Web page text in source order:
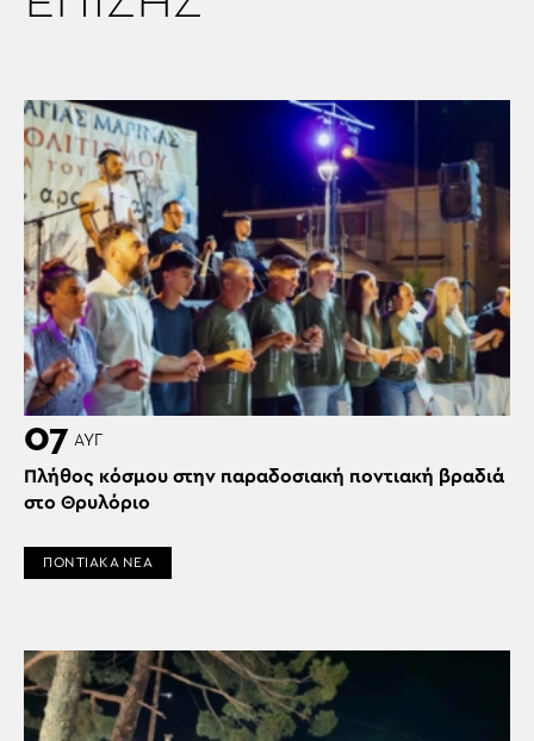
07 ΑΥΓ
Πλήθος κόσμου στην παραδοσιακή ποντιακή βραδιά
στο Θρυλόριο
ΠΟΝΤΙΑΚΑ ΝΕΑ